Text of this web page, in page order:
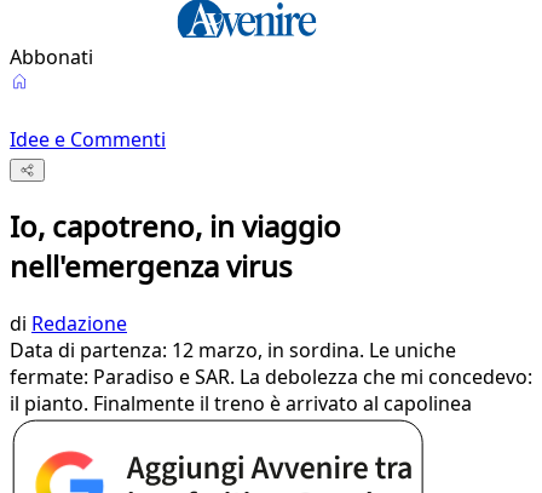
Abbonati
Idee e Commenti
Io, capotreno, in viaggio
nell'emergenza virus
di Redazione
Data di partenza: 12 marzo, in sordina. Le uniche
fermate: Paradiso e SAR. La debolezza che mi concedevo:
il pianto. Finalmente il treno è arrivato al capolinea